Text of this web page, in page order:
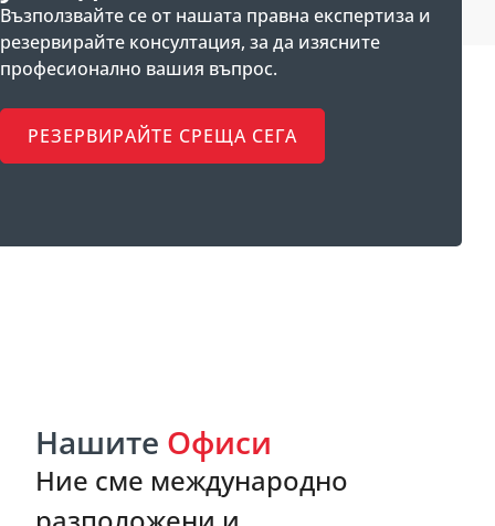
Възползвайте се от нашата правна експертиза и
резервирайте консултация, за да изясните
професионално вашия въпрос.
РЕЗЕРВИРАЙТЕ СРЕЩА СЕГА
Нашите Офиси
Ние сме международно